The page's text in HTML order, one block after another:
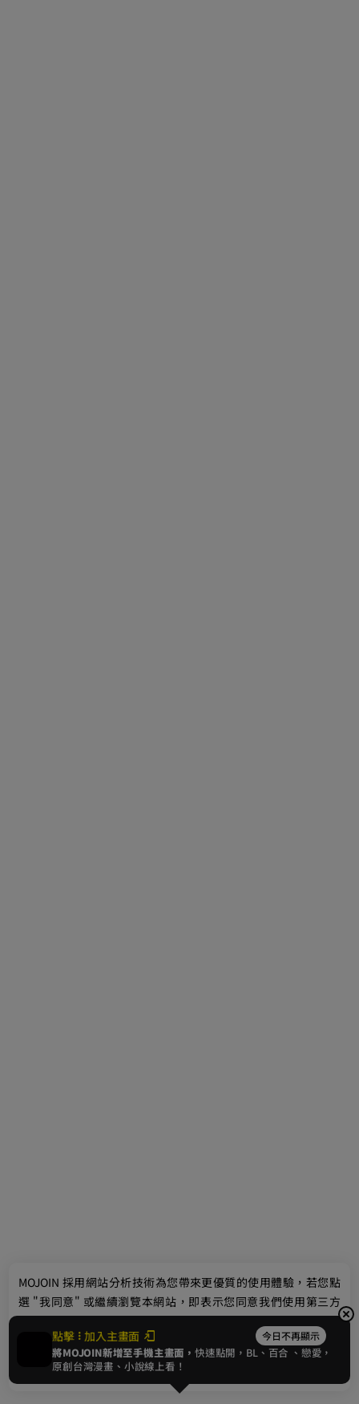
點擊 加入主畫面 今日不再顯示
將MOJOIN新增至手機主畫面，快速點開，BL、 百合 、戀愛，
原創台灣漫畫、小說線上看！
MOJOIN 採用網站分析技術為您帶來更優質的使用體驗，若您點
選 "我同意" 或繼續瀏覽本網站，即表示您同意我們使用第三方
Cookie，欲瞭解更多資訊請見隱私權政策。
我同意